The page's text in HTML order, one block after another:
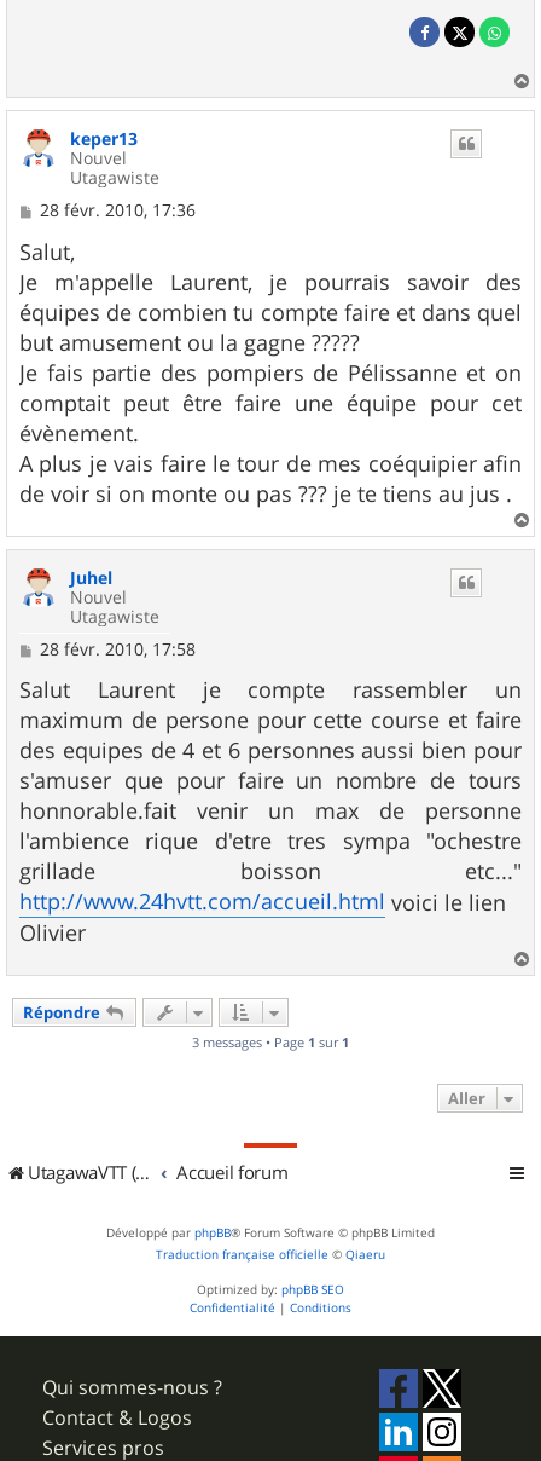
a
keper13
Nouvel
Utagawiste
M
s
s
a
g
e
28 févr. 2010, 17:36
Salut,
Je m'appelle Laurent, je pourrais savoir des
équipes de combien tu compte faire et dans quel
but amusement ou la gagne ?????
Je fais partie des pompiers de Pélissanne et on
comptait peut être faire une équipe pour cet
évènement.
A plus je vais faire le tour de mes coéquipier afin
de voir si on monte ou pas ??? je te tiens au jus .
a
Juhel
Nouvel
Utagawiste
M
s
s
a
g
e
28 févr. 2010, 17:58
Salut Laurent je compte rassembler un
maximum de persone pour cette course et faire
des equipes de 4 et 6 personnes aussi bien pour
s'amuser que pour faire un nombre de tours
honnorable.fait venir un max de personne
l'ambience rique d'etre tres sympa "ochestre
grillade boisson etc..."
http://www.24hvtt.com/accueil.html voici le lien
Olivier
a
Répondre
3 messages • Page 1 sur 1
Aller
UtagawaVTT (Randos VTT et VTTAE avec traces GPS) Accueil forum
Développé par phpBB® Forum Software © phpBB Limited
Traduction française officielle © Qiaeru
Optimized by: phpBB SEO
Confidentialité | Conditions
Qui sommes-nous ?
Contact & Logos
Services pros